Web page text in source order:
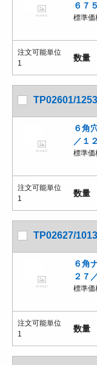
６７
標準価
注文可能単位
1
数量
TP02601/
６角
／１
標準価
注文可能単位
1
数量
TP02627/
６角
２７
標準価
注文可能単位
1
数量